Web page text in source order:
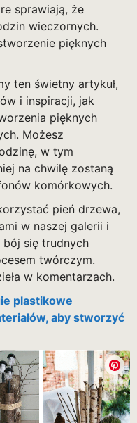
sprawiają, że
wieczornych.
pięknych
ten świetny artykuł,
i inspiracji, jak
pięknych
Możesz
w tym
na chwilę zostaną
komórkowych.
pień drzewa,
w naszej galerii i
się trudnych
twórczym.
w komentarzach.
plastikowe
aby stworzyć